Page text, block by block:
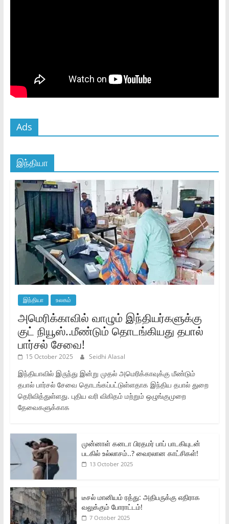
Ads
இந்தியா
இந்தியா உலகம்
அமெரிக்காவில் வாழும் இந்தியர்களுக்கு
குட் நியூஸ்..மீண்டும் தொடங்கியது தபால்
பார்சல் சேவை!
15 October 2025 Seidhi Alasal
இந்தியாவில் இருந்து இன்று முதல் அமெரிக்காவுக்கு மீண்டும்
தபால் பார்சல் சேவை தொடங்கப்பட்டுள்ளதாக இந்திய தபால் துறை
தெரிவித்துள்ளது. புதிய வரி விகிதம் மற்றும் ஒழுங்குமுறை
தேவைகளுக்காக
முன்னாள் கனடா பிரதமர் பாப் பாடகியுடன்
படகில் உல்லாசம்..? வைரலான காட்சிகள்!
13 October 2025
டீசல் மானியம் ரத்து: அதிபருக்கு எதிராக
வலுக்கும் போராட்டம்!
7 October 2025